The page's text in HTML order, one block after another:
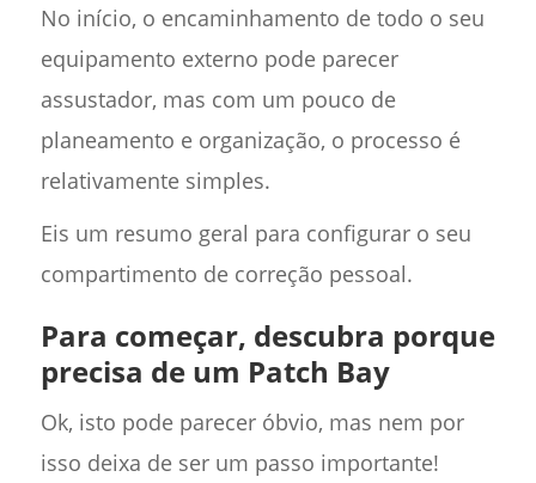
No início, o encaminhamento de todo o seu
equipamento externo pode parecer
assustador, mas com um pouco de
planeamento e organização, o processo é
relativamente simples.
Eis um resumo geral para configurar o seu
compartimento de correção pessoal.
Para começar, descubra porque
precisa de um Patch Bay
Ok, isto pode parecer óbvio, mas nem por
isso deixa de ser um passo importante!